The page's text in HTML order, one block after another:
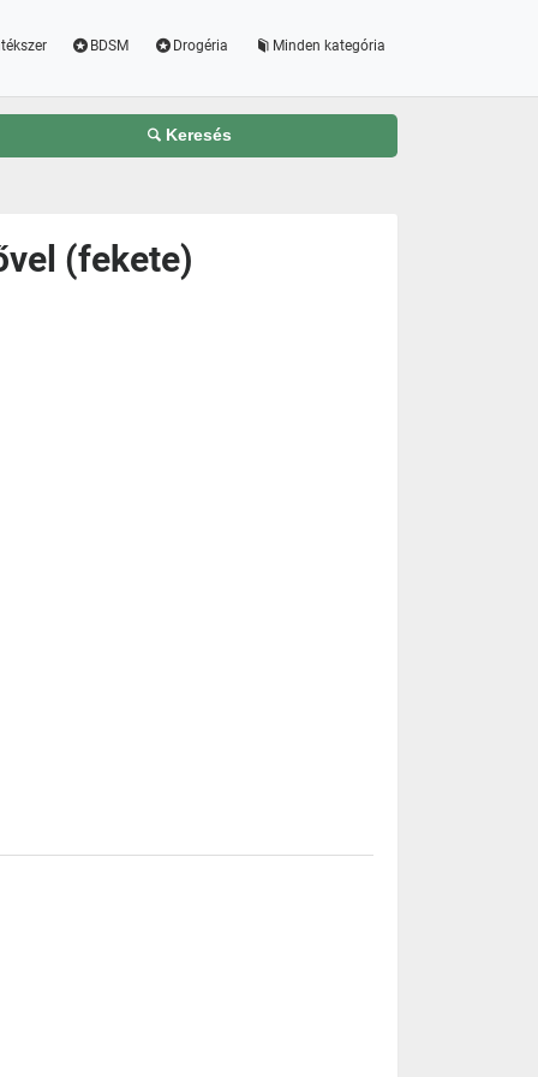
BDSM Drogéria Minden kategória
Keresés
(fekete)